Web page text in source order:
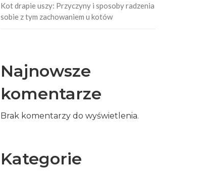
Kot drapie uszy: Przyczyny i sposoby radzenia
sobie z tym zachowaniem u kotów
Najnowsze
komentarze
Brak komentarzy do wyświetlenia.
Kategorie